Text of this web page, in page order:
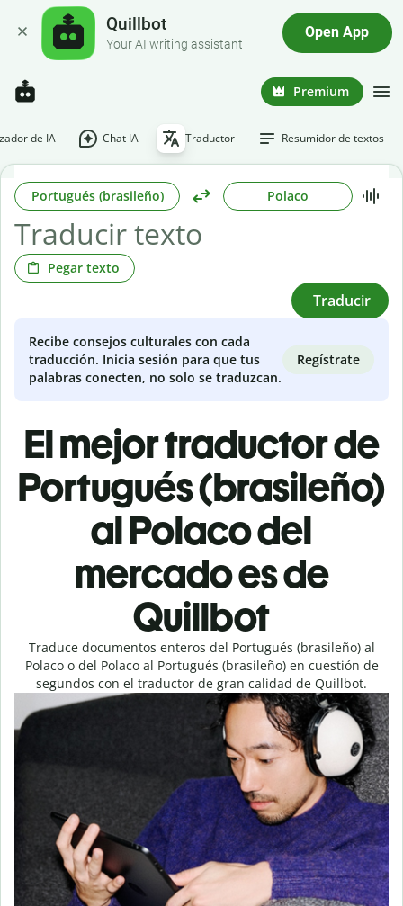
Quillbot
Your AI writing assistant
Open App
Premium
de IA Chat IA Traductor Resumidor de textos
Portugués (brasileño) Polaco
Pegar texto
Traducir
Recibe consejos culturales con cada
traducción. Inicia sesión para que tus
palabras conecten, no solo se traduzcan.
Regístrate
El mejor traductor de
Portugués (brasileño)
al Polaco del
mercado es de
Quillbot
Traduce documentos enteros del Portugués (brasileño) al
Polaco o del Polaco al Portugués (brasileño) en cuestión de
segundos con el traductor de gran calidad de Quillbot.